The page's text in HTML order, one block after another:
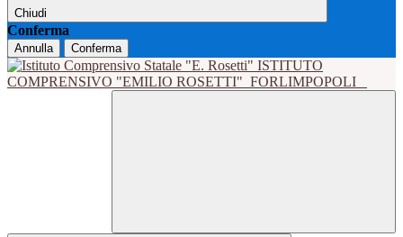
Chiudi
Conferma
Annulla Conferma
ISTITUTO
COMPRENSIVO "EMILIO ROSETTI" FORLIMPOPOLI